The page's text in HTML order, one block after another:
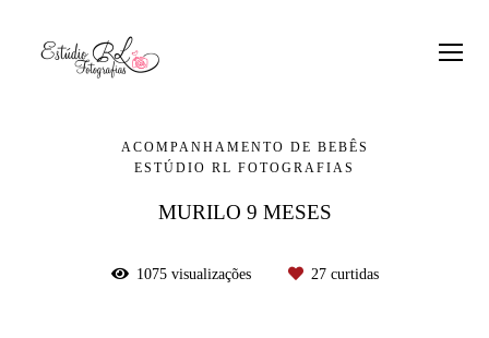
ACOMPANHAMENTO DE BEBÊS
ESTÚDIO RL FOTOGRAFIAS
MURILO 9 MESES
1075visualizações 27curtidas